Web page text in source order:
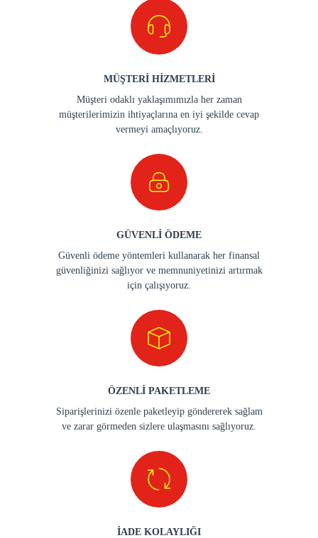
MÜŞTERİ HİZMETLERİ
Müşteri odaklı yaklaşımımızla her zaman
müşterilerimizin ihtiyaçlarına en iyi şekilde cevap
vermeyi amaçlıyoruz.
GÜVENLİ ÖDEME
Güvenli ödeme yöntemleri kullanarak her finansal
güvenliğinizi sağlıyor ve memnuniyetinizi artırmak
için çalışıyoruz.
ÖZENLİ PAKETLEME
Siparişlerinizi özenle paketleyip göndererek sağlam
ve zarar görmeden sizlere ulaşmasını sağlıyoruz.
İADE KOLAYLIĞI